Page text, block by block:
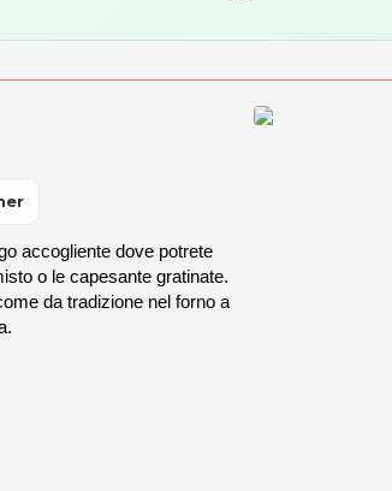
accogliente dove potrete
o le capesante gratinate.
da tradizione nel forno a